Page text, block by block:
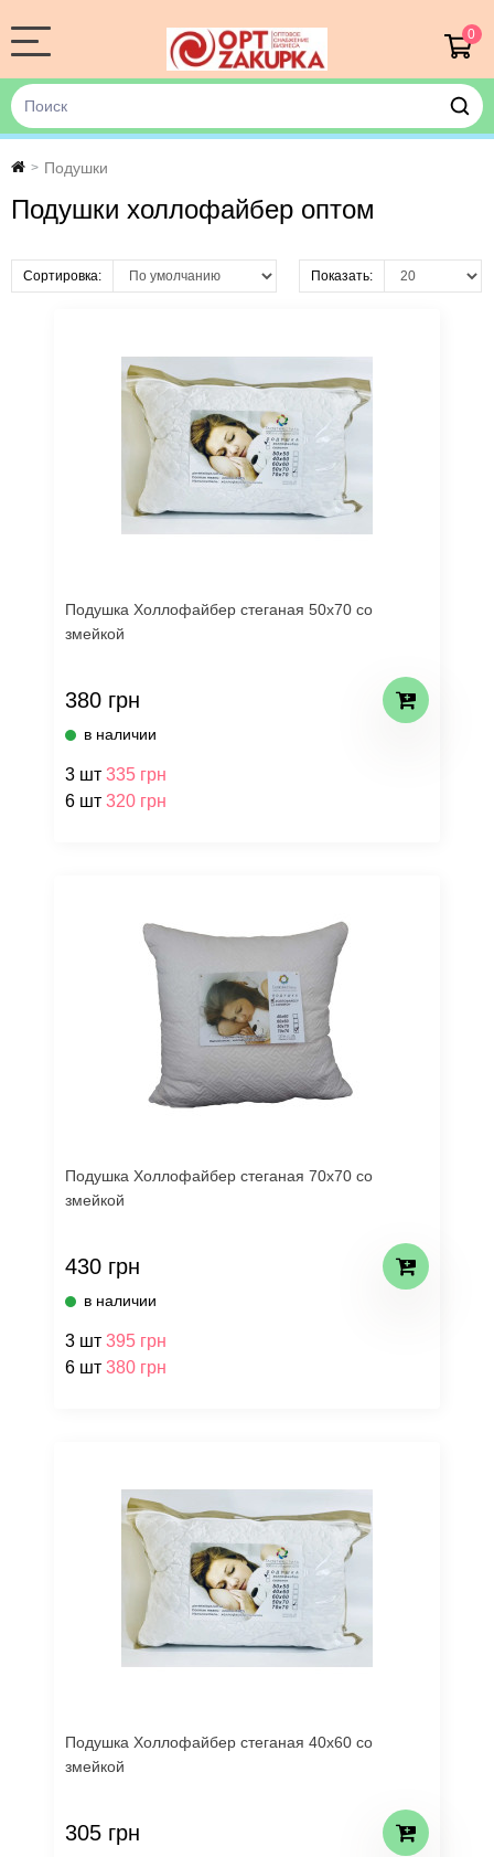
0
> Подушки
Подушки холлофайбер оптом
Сортировка: Показать:
Подушка Холлофайбер стеганая 50х70 со
змейкой
380 грн
в наличии
3 шт 335 грн
6 шт 320 грн
Подушка Холлофайбер стеганая 70х70 со
змейкой
430 грн
в наличии
3 шт 395 грн
6 шт 380 грн
Подушка Холлофайбер стеганая 40х60 со
змейкой
305 грн